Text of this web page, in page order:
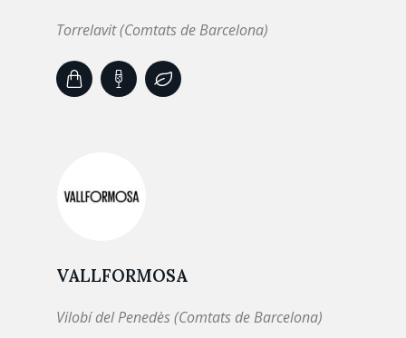
Torrelavit (Comtats de Barcelona)
VALLFORMOSA
Vilobí del Penedès (Comtats de Barcelona)